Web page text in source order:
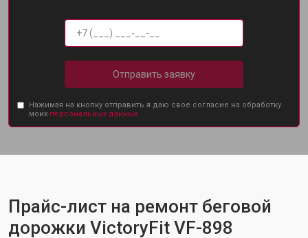
Отправить заявку
Нажимая на кнопку отправить я даю свое согласие на обработку
моих персональных данных.
Прайс-лист на ремонт беговой
дорожки VictoryFit VF-898